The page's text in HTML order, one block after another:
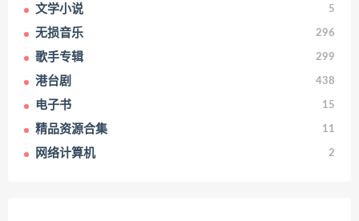
文学小说 5
无损音乐 296
歌手专辑 299
港台剧 438
电子书 15
精品资源合集 11
网络计算机 2